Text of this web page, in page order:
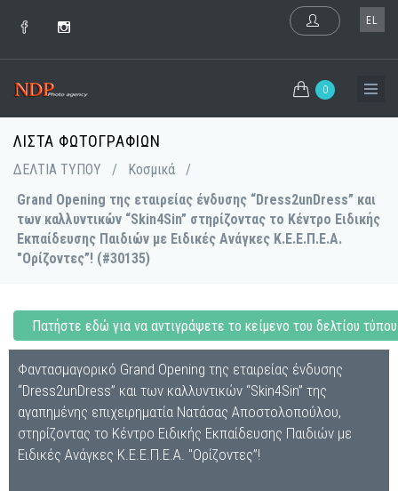
EL
0
ΛΊΣΤΑ ΦΩΤΟΓΡΑΦΙΏΝ
ΔΕΛΤΙΑ ΤΥΠΟΥ / Κοσμικά
/
Grand Opening της εταιρείας ένδυσης “Dress2unDress” και
των καλλυντικών “Skin4Sin” στηρίζοντας το Κέντρο Ειδικής
Εκπαίδευσης Παιδιών με Ειδικές Ανάγκες Κ.Ε.Ε.Π.Ε.Α.
"Ορίζοντες”! (#30135)
Πατήστε εδώ για να αντιγράψετε το κείμενο του δελτίου τύπου
Φαντασμαγορικό Grand Opening της εταιρείας ένδυσης
“Dress2unDress” και των καλλυντικών “Skin4Sin” της
αγαπημένης επιχειρηματία Νατάσας Αποστολοπούλου,
στηρίζοντας το Κέντρο Ειδικής Εκπαίδευσης Παιδιών με
Ειδικές Ανάγκες Κ.Ε.Ε.Π.Ε.Α. "Ορίζοντες”!